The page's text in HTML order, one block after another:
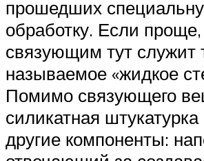
прошедших
обработку. Если
связующим тут служит
называемое «жидкое
Помимо связующего
силикатная
другие компоненты: